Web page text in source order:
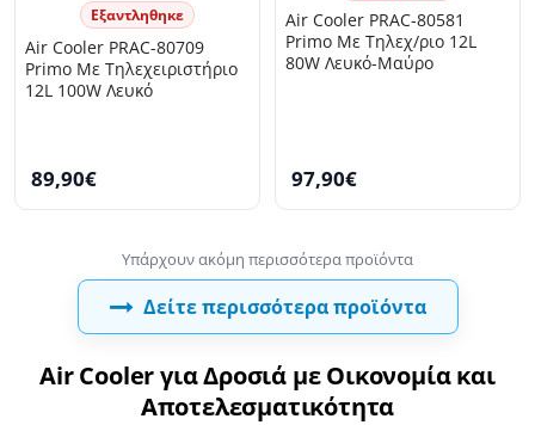
Air Cooler για Δροσιά με Οικονομία και
Αποτελεσματικότητα
Εξαντληθηκε
Air Cooler PRAC-80709
Primo Με Τηλεχειριστήριο
12L 100W Λευκό
89,90€
Air Cooler PRAC-80581
Primo Με Τηλεχ/ριο 12L
80W Λευκό-Μαύρο
97,90€
Δείτε περισσότερα προϊόντα